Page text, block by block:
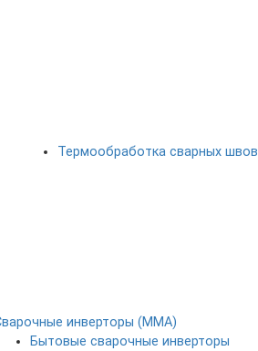
Термообработка сварных швов
инверторы (MMA)
Бытовые сварочные инверторы